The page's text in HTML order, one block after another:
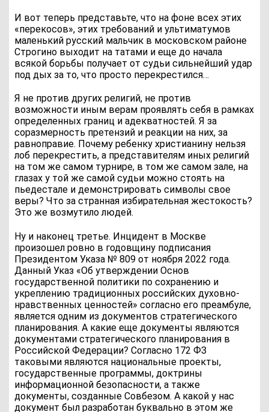
И вот теперь представьте, что на фоне всех этих
«перекосов», этих требований и ультиматумов
маленький русский мальчик в московском районе
Строгино выходит на татами и еще до начала
всякой борьбы получает от судьи сильнейший удар
под дых за то, что просто перекрестился…
Я не против других религий, не против
возможности иным верам проявлять себя в рамках
определенных границ и адекватностей. Я за
соразмерность претензий и реакции на них, за
равноправие. Почему ребенку христианину нельзя
лоб перекрестить, а представителям иных религий
на том же самом турнире, в том же самом зале, на
глазах у той же самой судьи можно стоять на
пьедестале и демонстрировать символы свое
веры? Что за странная избирательная жестокость?
Это же возмутило людей.
Ну и наконец третье. Инцидент в Москве
произошел ровно в годовщину подписания
Президентом Указа № 809 от ноября 2022 года.
Данный Указ «Об утверждении Основ
государственной политики по сохранению и
укреплению традиционных российских духовно-
нравственных ценностей» согласно его преамбуле,
является одним из документов стратегического
планирования. А какие еще документы являются
документами стратегического планирования в
Российской Федерации? Согласно 172 ФЗ
таковыми являются национальные проекты,
государственные программы, доктрины
информационной безопасности, а также
документы, созданные Совбезом. А какой у нас
документ был разработан буквально в этом же